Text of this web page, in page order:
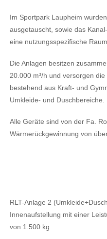
Im Sportpark Laupheim
ausgetauscht, sowie das
eine nutzungsspezifische
Die Anlagen besitzen
20.000 m³/h und versorgen
bestehend aus Kraft- und
Umkleide- und Duschbereiche.
Alle Geräte sind von der Fa.
Wärmerückgewinnung von
RLT-Anlage 2
Innenaufstellung mit einer
von 1.500 kg